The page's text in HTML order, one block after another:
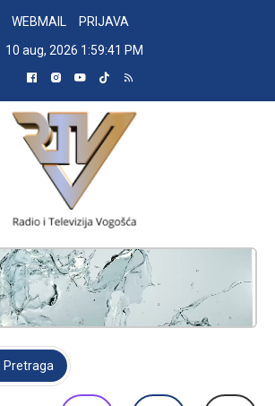
WEBMAIL
PRIJAVA
10 aug, 2026 1:59:42 PM
RADIO TELEVIZIJA VOGOŠĆA